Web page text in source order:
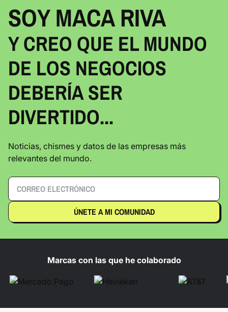
SOY MACA RIVA
Y CREO QUE EL MUNDO
DE LOS NEGOCIOS
DEBERÍA SER
DIVERTIDO...
Noticias, chismes y datos de las empresas más
relevantes del mundo.
Marcas con las que he colaborado